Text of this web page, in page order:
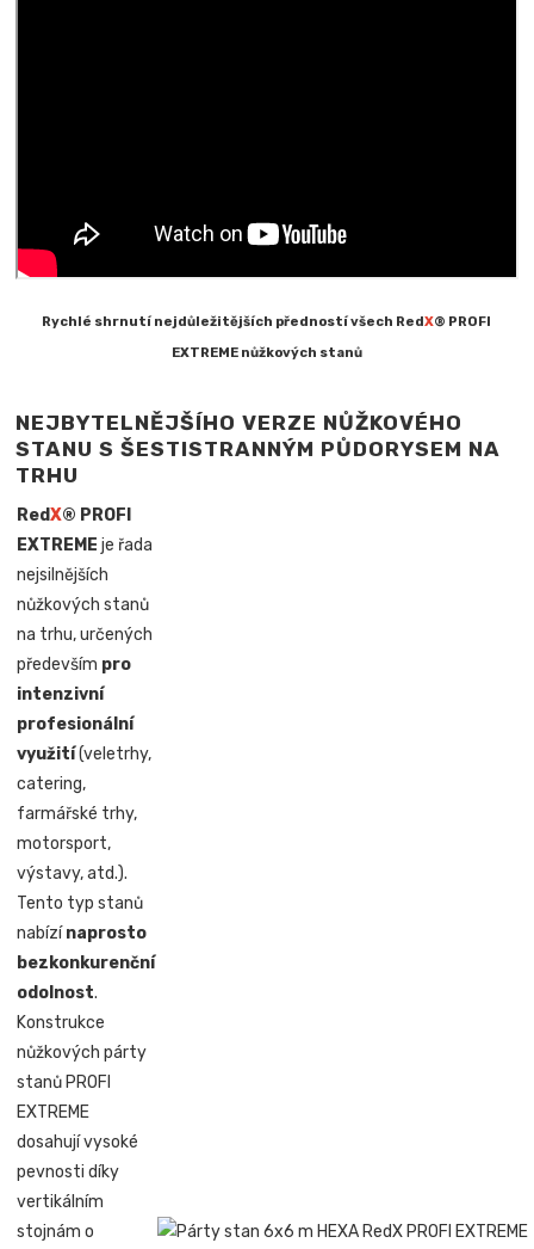
Rychlé shrnutí nejdůležitějších předností všech RedX® PROFI
EXTREME nůžkových stanů
NEJBYTELNĚJŠÍHO VERZE NŮŽKOVÉHO
STANU S ŠESTISTRANNÝM PŮDORYSEM NA
TRHU
RedX® PROFI
EXTREME je řada
nejsilnějších
nůžkových stanů
na trhu, určených
především pro
intenzivní
profesionální
využití(veletrhy,
catering,
farmářské trhy,
motorsport,
výstavy, atd.).
Tento typ stanů
nabízínaprosto
bezkonkurenční
odolnost.
Konstrukce
nůžkových párty
stanů PROFI
EXTREME
dosahují vysoké
pevnosti díky
vertikálním
stojnám o